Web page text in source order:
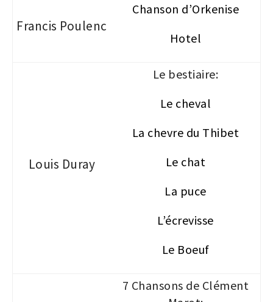
Francis Poulenc
Chanson d’Orkenise
Hotel
Louis Duray
Le bestiaire:
Le cheval
La chevre du Thibet
Le chat
La puce
L’écrevisse
Le Boeuf
7 Chansons de Clément